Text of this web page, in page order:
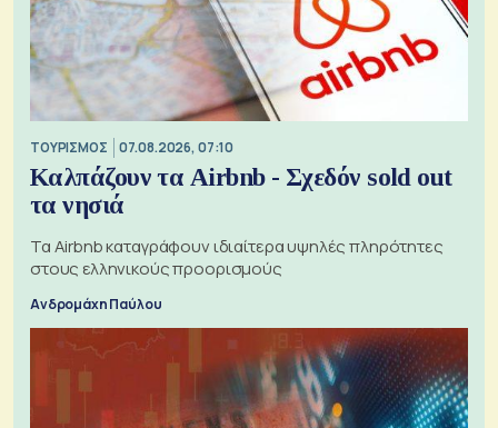
ΤΟΥΡΙΣΜΟΣ 07.08.2026, 07:10
Καλπάζουν τα Airbnb - Σχεδόν sold out
τα νησιά
Τα Airbnb καταγράφουν ιδιαίτερα υψηλές πληρότητες
στους ελληνικούς προορισμούς
Ανδρομάχη Παύλου